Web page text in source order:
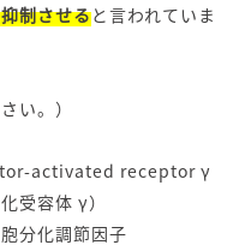
制させると言われていま
い。）
activated receptor γ
受容体 γ）
分化調節因子